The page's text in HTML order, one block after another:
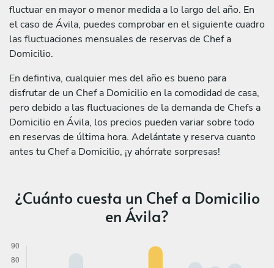
fluctuar en mayor o menor medida a lo largo del año. En
el caso de Ávila, puedes comprobar en el siguiente cuadro
las fluctuaciones mensuales de reservas de Chef a
Domicilio.
En defintiva, cualquier mes del año es bueno para
disfrutar de un Chef a Domicilio en la comodidad de casa,
pero debido a las fluctuaciones de la demanda de Chefs a
Domicilio en Ávila, los precios pueden variar sobre todo
en reservas de última hora. Adelántate y reserva cuanto
antes tu Chef a Domicilio, ¡y ahórrate sorpresas!
¿Cuánto cuesta un Chef a Domicilio
en Ávila?